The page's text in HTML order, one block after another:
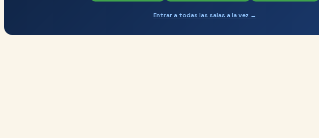
Entrar a todas las salas a la vez →